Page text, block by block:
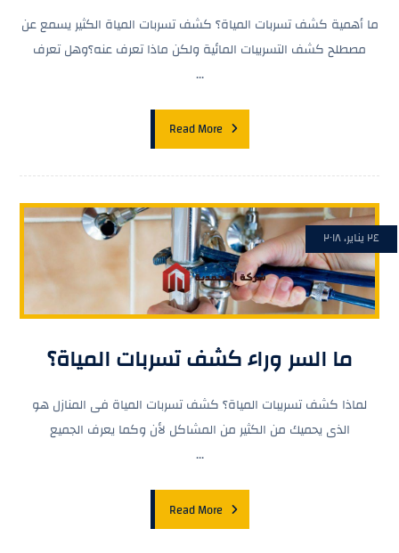
ما أهمية كشف تسربات المياة؟ كشف تسربات المياة الكثير يسمع عن
مصطلح كشف التسريبات المائية ولكن ماذا تعرف عنه؟وهل تعرف
...
Read More
ما السر وراء كشف تسربات المياة؟
٢٤ يناير، ٢٠١٨
لماذا كشف تسريبات المياة؟ كشف تسربات المياة فى المنازل هو
الذى يحميك من الكثير من المشاكل لأن وكما يعرف الجميع
...
Read More